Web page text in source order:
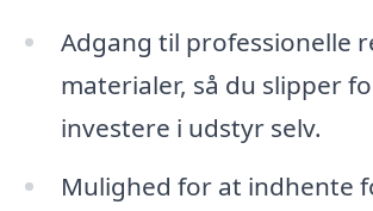
Adgang til professionelle
materialer, så du slipper
investere i udstyr selv.
Mulighed for at indhente